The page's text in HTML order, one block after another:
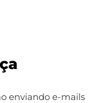
enviando e-mails